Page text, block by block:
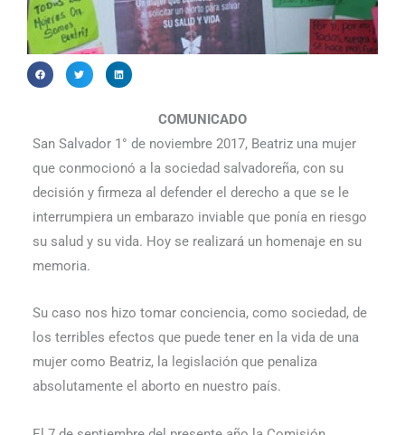
COMUNICADO
San Salvador 1° de noviembre 2017, Beatriz una mujer
que conmocionó a la sociedad salvado­reña, con su
decisión y firmeza al defender el derecho a que se le
interrumpiera un embarazo inviable que ponía en riesgo
su salud y su vida. Hoy se realizará un homenaje en su
memoria.
Su caso nos hizo tomar conciencia, como sociedad, de
los terribles efectos que puede tener en la vida de una
mujer como Beatriz, la legislación que penaliza
absolutamente el aborto en nuestro país.